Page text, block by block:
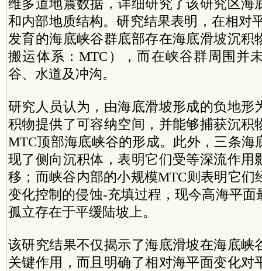
维多道地震数据，详细研究了该研究区海
和内部地质结构。研究结果表明，在相对
发育的海底峡谷群底部存在海底滑坡沉积
搬运体系：MTC），而在峡谷群周围并
谷、水道及冲沟。
研究人员认为，由海底滑坡形成的负地形
积物提供了可容纳空间，并能够捕获沉积
MTC顶部海底峡谷的形成。此外，三条海
现了侧向沉积体，表明它们受等深流作用
移；而峡谷内部的小规模MTC则表明它们
变化控制的侵蚀-充填过程，现今高海平面
孤立存在于平缓陆坡上。
该研究结果不仅揭示了海底滑坡在海底峡
关键作用，而且明确了相对海平面变化对